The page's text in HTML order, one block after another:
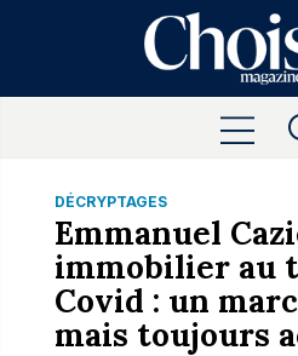
DÉCRYPTAGES
Emmanuel
immobilier au
Covid : un
mais toujours